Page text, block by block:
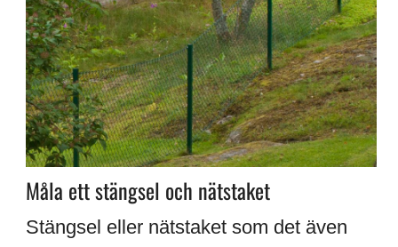
Måla ett stängsel och nätstaket
Stängsel eller nätstaket som det även